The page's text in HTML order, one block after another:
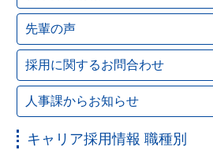
先輩の声
採用に関するお問合わせ
人事課からお知らせ
キャリア採用情報 職種別